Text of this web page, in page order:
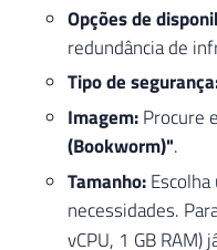
Opções de
redundância de
Tipo de
Imagem:Procure
(Bookworm)".
Tamanho:
necessidades.
vCPU, 1 GB